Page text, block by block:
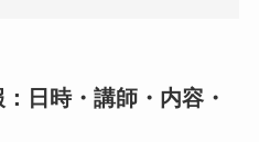
日時・講師・内容・